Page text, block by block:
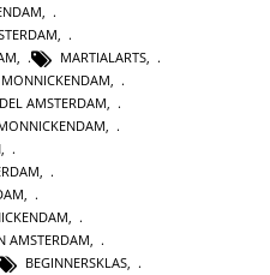
MARTIALARTS
AMSTERDAM
,
,
,
,
AMSTERDAM,
BEGINNERSKLAS,